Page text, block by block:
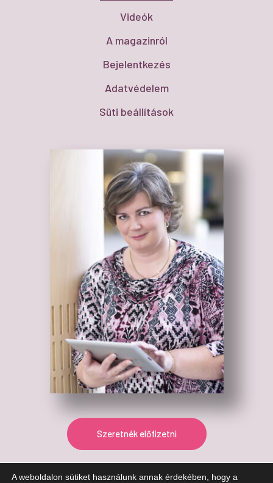
Videók
A magazinról
Bejelentkezés
Adatvédelem
Süti beállítások
Szeretnék előfizetni
A weboldalon sütiket használunk annak érdekében, hogy a